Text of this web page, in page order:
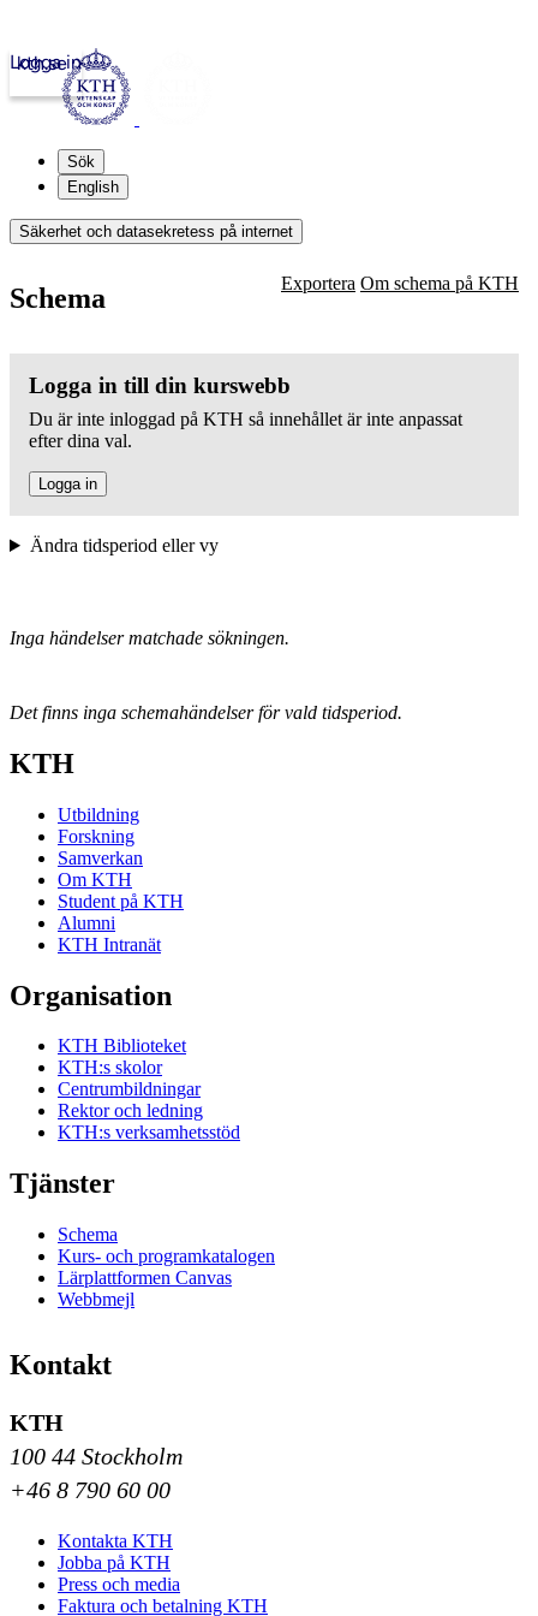
kth.se
Logga in
Sök
English
Säkerhet och datasekretess på internet
Schema Exportera Om schema på KTH
Logga in till din kurswebb
Du är inte inloggad på KTH så innehållet är inte anpassat
efter dina val.
Logga in
Ändra tidsperiod eller vy
Inga händelser matchade sökningen.
Det finns inga schemahändelser för vald tidsperiod.
KTH
Utbildning
Forskning
Samverkan
Om KTH
Student på KTH
Alumni
KTH Intranät
Organisation
KTH Biblioteket
KTH:s skolor
Centrumbildningar
Rektor och ledning
KTH:s verksamhetsstöd
Tjänster
Schema
Kurs- och programkatalogen
Lärplattformen Canvas
Webbmejl
Kontakt
KTH
100 44 Stockholm
+46 8 790 60 00
Kontakta KTH
Jobba på KTH
Press och media
Faktura och betalning KTH